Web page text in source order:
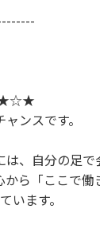
★☆★
ンスです。
は、自分の足で
ら「ここで働
います。